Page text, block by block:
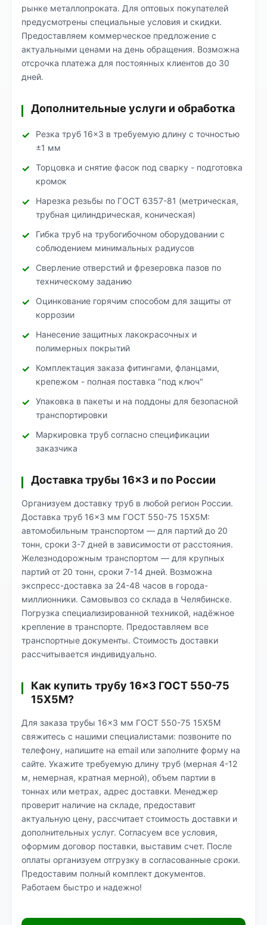
рынке металлопроката. Для оптовых покупателей
предусмотрены специальные условия и скидки.
Предоставляем коммерческое предложение с
актуальными ценами на день обращения. Возможна
отсрочка платежа для постоянных клиентов до 30
дней.
Дополнительные услуги и обработка
Резка труб 16×3 в требуемую длину с точностью
±1 мм
Торцовка и снятие фасок под сварку - подготовка
кромок
Нарезка резьбы по ГОСТ 6357-81 (метрическая,
трубная цилиндрическая, коническая)
Гибка труб на трубогибочном оборудовании с
соблюдением минимальных радиусов
Сверление отверстий и фрезеровка пазов по
техническому заданию
Оцинкование горячим способом для защиты от
коррозии
Нанесение защитных лакокрасочных и
полимерных покрытий
Комплектация заказа фитингами, фланцами,
крепежом - полная поставка "под ключ"
Упаковка в пакеты и на поддоны для безопасной
транспортировки
Маркировка труб согласно спецификации
заказчика
Доставка трубы 16×3 и по России
Организуем доставку труб в любой регион России.
Доставка труб 16×3 мм ГОСТ 550-75 15Х5М:
автомобильным транспортом — для партий до 20
тонн, сроки 3-7 дней в зависимости от расстояния.
Железнодорожным транспортом — для крупных
партий от 20 тонн, сроки 7-14 дней. Возможна
экспресс-доставка за 24-48 часов в города-
миллионники. Самовывоз со склада в Челябинске.
Погрузка специализированной техникой, надёжное
крепление в транспорте. Предоставляем все
транспортные документы. Стоимость доставки
рассчитывается индивидуально.
Как купить трубу 16×3 ГОСТ 550-75
15Х5М?
Для заказа трубы 16×3 мм ГОСТ 550-75 15Х5М
свяжитесь с нашими специалистами: позвоните по
телефону, напишите на email или заполните форму на
сайте. Укажите требуемую длину труб (мерная 4-12
м, немерная, кратная мерной), объем партии в
тоннах или метрах, адрес доставки. Менеджер
проверит наличие на складе, предоставит
актуальную цену, рассчитает стоимость доставки и
дополнительных услуг. Согласуем все условия,
оформим договор поставки, выставим счет. После
оплаты организуем отгрузку в согласованные сроки.
Предоставим полный комплект документов.
Работаем быстро и надежно!